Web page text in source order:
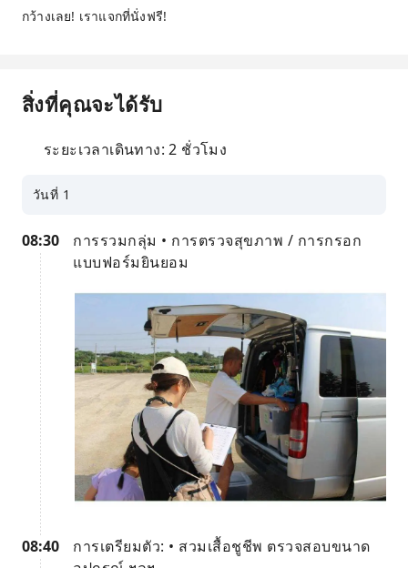
กว้างเลย! เราแจกที่นั่งฟรี!
สิ่งที่คุณจะได้รับ
ระยะเวลาเดินทาง: 2 ชั่วโมง
วันที่ 1
08:30
การรวมกลุ่ม • การตรวจสุขภาพ / การกรอก
แบบฟอร์มยินยอม
08:40
การเตรียมตัว: • สวมเสื้อชูชีพ ตรวจสอบขนาด